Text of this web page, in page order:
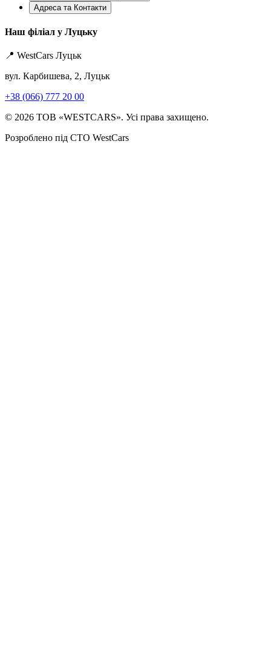
Адреса та Контакти
Наш філіал у Луцьку
📍 WestCars Луцьк
вул. Карбишева, 2, Луцьк
+38 (066) 777 20 00
© 2026 ТОВ «WESTCARS». Усі права захищено.
Розроблено під СТО WestCars